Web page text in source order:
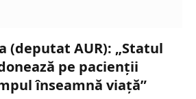
(deputat AUR): „Statul
pe pacienții
înseamnă viață”